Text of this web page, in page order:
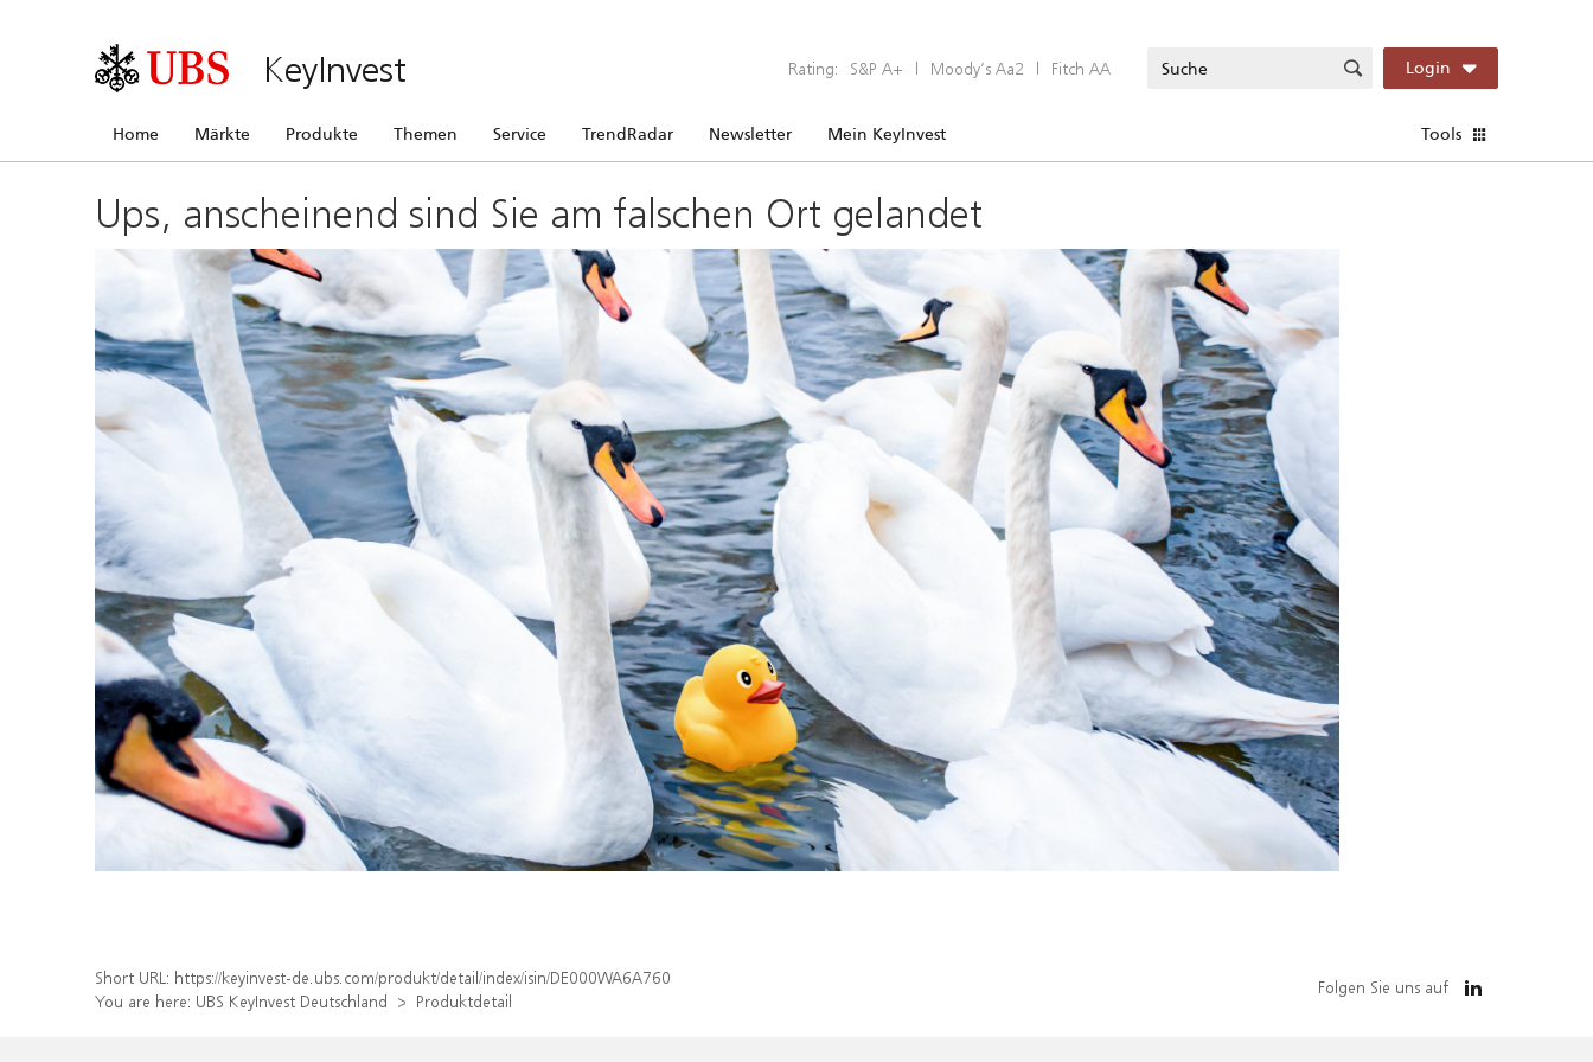
KeyInvest Rating: S&P A+ | Moody’s Aa2 | Fitch AA Login
Home Märkte Produkte Themen Service TrendRadar Newsletter Mein KeyInvest Tools
Ups, anscheinend sind Sie am falschen Ort gelandet
Short URL: https://keyinvest-de.ubs.com/produkt/detail/index/isin/DE000WA6A760
You are here: UBS KeyInvest Deutschland Produktdetail
Folgen Sie uns auf